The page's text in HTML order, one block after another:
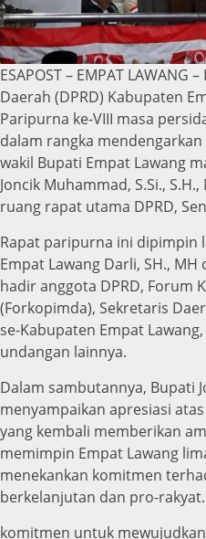
ESAPOST – EMPAT LAWANG
Daerah (DPRD) Kabupaten
Paripurna ke-VIII masa
dalam rangka
wakil Bupati Empat Lawang
Joncik Muhammad, S.Si.,
ruang rapat utama DPRD,
Rapat paripurna ini dipimpin
Empat Lawang Darli, SH.,
hadir anggota DPRD, Forum
(Forkopimda), Sekretaris
se-Kabupaten Empat
undangan lainnya.
Dalam sambutannya, Bupati
menyampaikan apresiasi
yang kembali memberikan
memimpin Empat Lawang
menekankan komitmen
berkelanjutan dan pro-rakyat.
komitmen untuk